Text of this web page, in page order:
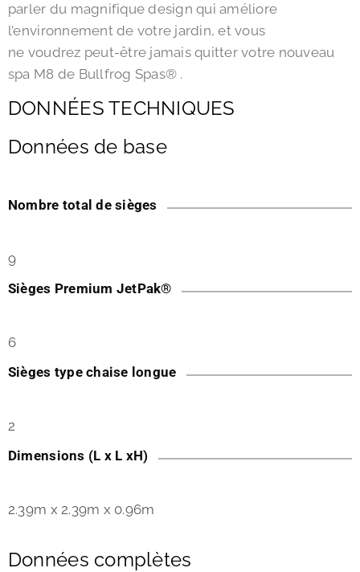
parler du magnifique design qui améliore
l’environnement de votre jardin, et vous
ne voudrez peut-être jamais quitter votre nouveau
spa M8 de Bullfrog Spas® .
DONNÉES TECHNIQUES
Données de base
Nombre total de sièges
9
Sièges Premium JetPak®
6
Sièges type chaise longue
2
Dimensions (L x L xH)
2.39m x 2.39m x 0.96m
Données complètes